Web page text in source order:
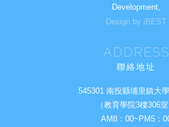
Development,
Design by iBEST
ADDRESS
聯絡地址
545301 南投縣埔里鎮大
（教育學院3樓306室
AM8：00~PM5：